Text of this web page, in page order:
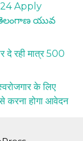
Apply
తెలంగాణ యువ
रही मात्र 500
के लिए
करना होगा आवेदन